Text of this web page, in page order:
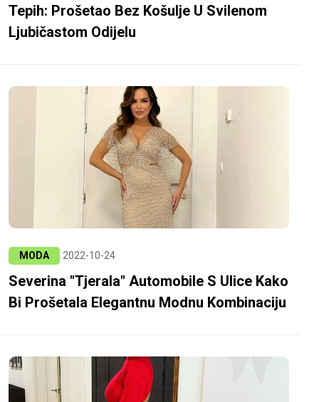
Tepih: Prošetao Bez Košulje U Svilenom
Ljubičastom Odijelu
MODA 2022-10-24
Severina "tjerala" Automobile S Ulice Kako
Bi Prošetala Elegantnu Modnu Kombinaciju